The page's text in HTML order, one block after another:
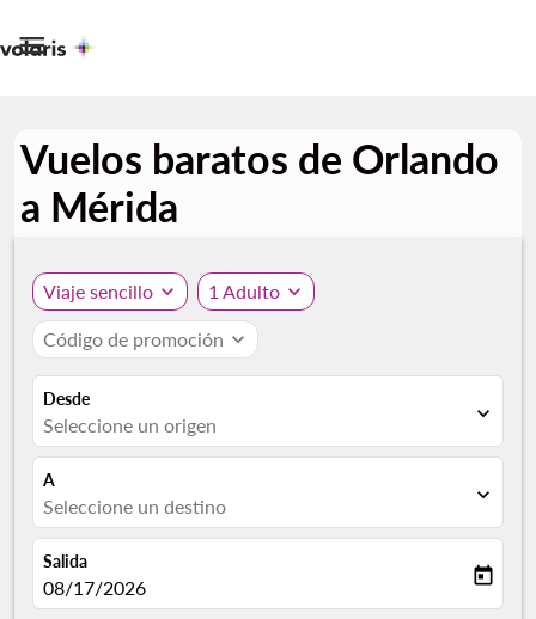

Vuelos baratos de Orlando
a Mérida
Viaje sencillo expand_more 1 Adulto expand_more
Código de promoción expand_more
Desde
Seleccione un origen expand_more
A
Seleccione un destino expand_more
Salida
fc-booking-departure-date-aria-label
08/17/2026 today